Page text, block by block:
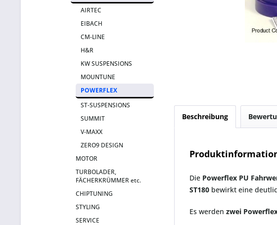
AIRTEC
EIBACH
CM-LINE
H&R
KW SUSPENSIONS
MOUNTUNE
POWERFLEX
ST-SUSPENSIONS
SUMMIT
V-MAXX
ZERO9 DESIGN
MOTOR
TURBOLADER,
FÄCHERKRÜMMER etc.
CHIPTUNING
STYLING
SERVICE
Beschreibung
Die Powerflex PU
ST180 bewirkt eine
Es werden zwei